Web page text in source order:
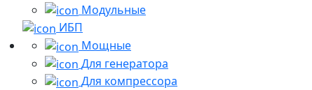
Модульные
ИБП
Мощные
Для генератора
Для компрессора